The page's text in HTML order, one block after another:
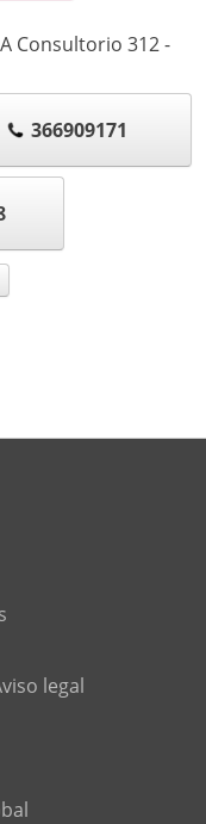
Consultorio 312-
366909171
legal